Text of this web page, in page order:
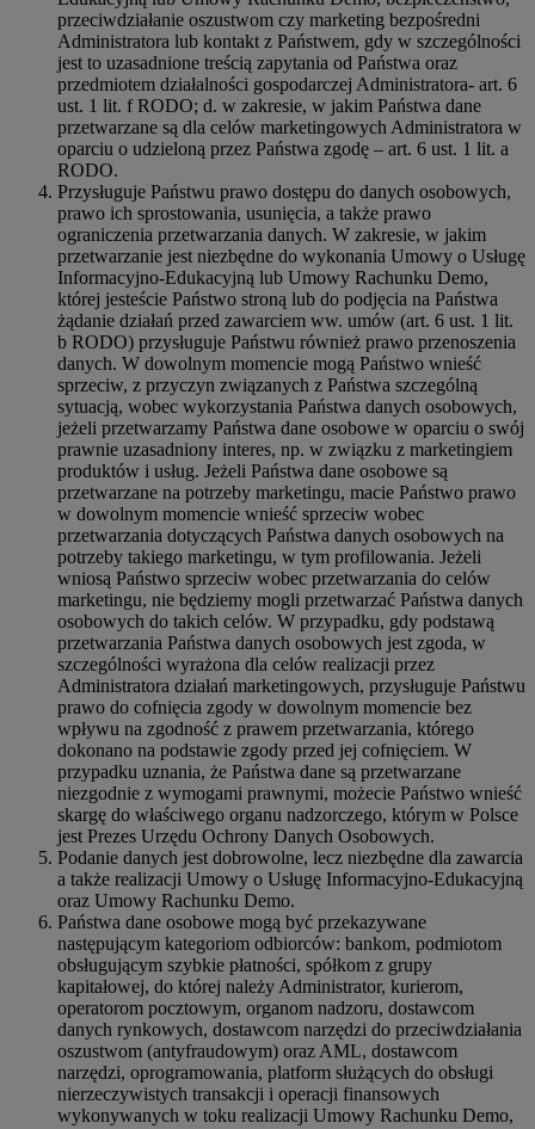
przeciwdziałanie oszustwom czy marketing bezpośredni
Administratora lub kontakt z Państwem, gdy w szczególności
jest to uzasadnione treścią zapytania od Państwa oraz
przedmiotem działalności gospodarczej Administratora- art. 6
ust. 1 lit. f RODO; d. w zakresie, w jakim Państwa dane
przetwarzane są dla celów marketingowych Administratora w
oparciu o udzieloną przez Państwa zgodę – art. 6 ust. 1 lit. a
RODO.
Przysługuje Państwu prawo dostępu do danych osobowych,
prawo ich sprostowania, usunięcia, a także prawo
ograniczenia przetwarzania danych. W zakresie, w jakim
przetwarzanie jest niezbędne do wykonania Umowy o Usługę
Informacyjno-Edukacyjną lub Umowy Rachunku Demo,
której jesteście Państwo stroną lub do podjęcia na Państwa
żądanie działań przed zawarciem ww. umów (art. 6 ust. 1 lit.
b RODO) przysługuje Państwu również prawo przenoszenia
danych. W dowolnym momencie mogą Państwo wnieść
sprzeciw, z przyczyn związanych z Państwa szczególną
sytuacją, wobec wykorzystania Państwa danych osobowych,
jeżeli przetwarzamy Państwa dane osobowe w oparciu o swój
prawnie uzasadniony interes, np. w związku z marketingiem
produktów i usług. Jeżeli Państwa dane osobowe są
przetwarzane na potrzeby marketingu, macie Państwo prawo
w dowolnym momencie wnieść sprzeciw wobec
przetwarzania dotyczących Państwa danych osobowych na
potrzeby takiego marketingu, w tym profilowania. Jeżeli
wniosą Państwo sprzeciw wobec przetwarzania do celów
marketingu, nie będziemy mogli przetwarzać Państwa danych
osobowych do takich celów. W przypadku, gdy podstawą
przetwarzania Państwa danych osobowych jest zgoda, w
szczególności wyrażona dla celów realizacji przez
Administratora działań marketingowych, przysługuje Państwu
prawo do cofnięcia zgody w dowolnym momencie bez
wpływu na zgodność z prawem przetwarzania, którego
dokonano na podstawie zgody przed jej cofnięciem. W
przypadku uznania, że Państwa dane są przetwarzane
niezgodnie z wymogami prawnymi, możecie Państwo wnieść
skargę do właściwego organu nadzorczego, którym w Polsce
jest Prezes Urzędu Ochrony Danych Osobowych.
Podanie danych jest dobrowolne, lecz niezbędne dla zawarcia
a także realizacji Umowy o Usługę Informacyjno-Edukacyjną
oraz Umowy Rachunku Demo.
Państwa dane osobowe mogą być przekazywane
następującym kategoriom odbiorców: bankom, podmiotom
obsługującym szybkie płatności, spółkom z grupy
kapitałowej, do której należy Administrator, kurierom,
operatorom pocztowym, organom nadzoru, dostawcom
danych rynkowych, dostawcom narzędzi do przeciwdziałania
oszustwom (antyfraudowym) oraz AML, dostawcom
narzędzi, oprogramowania, platform służących do obsługi
nierzeczywistych transakcji i operacji finansowych
wykonywanych w toku realizacji Umowy Rachunku Demo,